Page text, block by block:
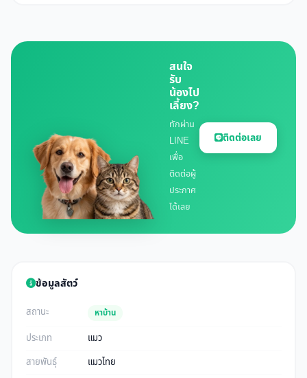
สนใจ
รับ
น้องไป
เลี้ยง?
ทักผ่าน
LINE
เพื่อ
ติดต่อผู้
ประกาศ
ได้เลย
ติดต่อเลย
ข้อมูลสัตว์
สถานะ หาบ้าน
ประเภท
แมว
สายพันธุ์
แมวไทย